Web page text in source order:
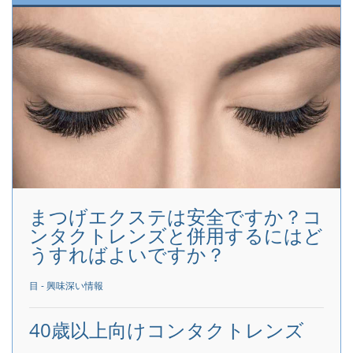
まつげエクステは安全ですか？コ
ンタクトレンズと併用するにはど
うすればよいですか？
目 - 興味深い情報
40歳以上向けコンタクトレンズ